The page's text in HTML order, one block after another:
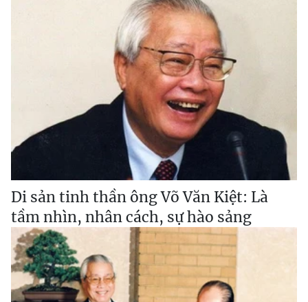
Di sản tinh thần ông Võ Văn Kiệt: Là
tầm nhìn, nhân cách, sự hào sảng